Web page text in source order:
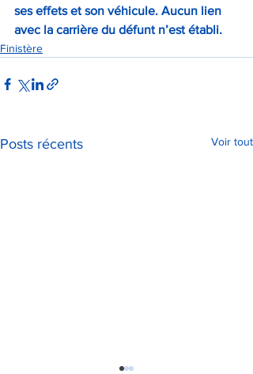
ses effets et son véhicule. Aucun lien
avec la carrière du défunt n’est établi.
Finistère
Posts récents Voir tout